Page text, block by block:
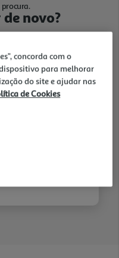
novo?
concorda com o
para melhorar
do site e ajudar nas
de Cookies